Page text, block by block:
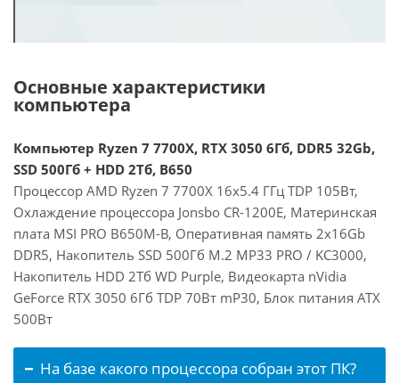
Основные характеристики
компьютера
Компьютер Ryzen 7 7700X, RTX 3050 6Гб, DDR5 32Gb,
SSD 500Гб + HDD 2Тб, B650
Процессор AMD Ryzen 7 7700X 16x5.4 ГГц TDP 105Вт,
Охлаждение процессора Jonsbo CR-1200E, Материнская
плата MSI PRO B650M-B, Оперативная память 2x16Gb
DDR5, Накопитель SSD 500Гб M.2 MP33 PRO / KC3000,
Накопитель HDD 2Тб WD Purple, Видеокарта nVidia
GeForce RTX 3050 6Гб TDP 70Вт mP30, Блок питания ATX
500Вт
На базе какого процессора собран этот ПК?